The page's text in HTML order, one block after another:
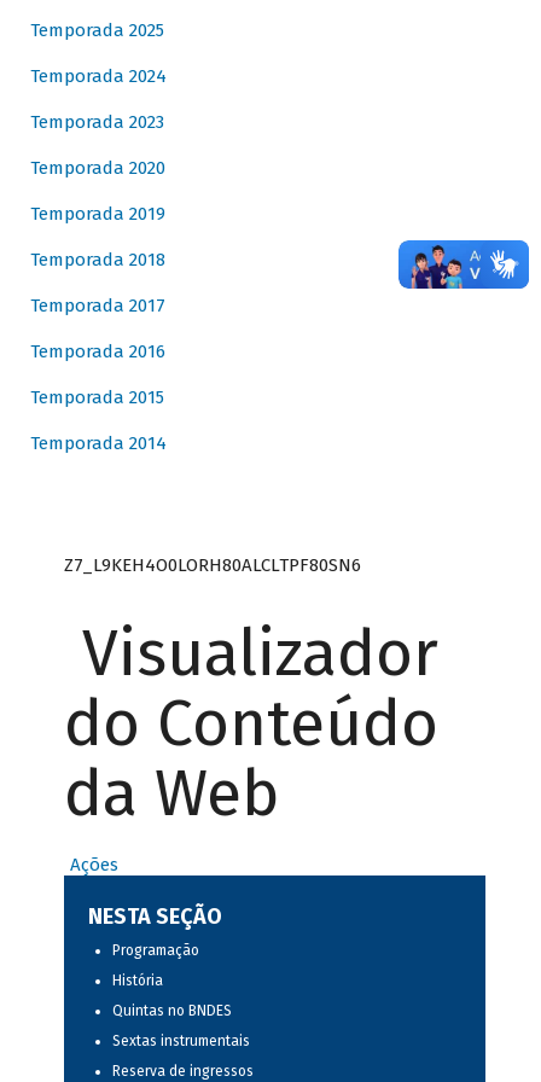
Temporada 2025
Temporada 2024
Temporada 2023
Temporada 2020
Temporada 2019
Temporada 2018
Temporada 2017
Temporada 2016
Temporada 2015
Temporada 2014
Z7_L9KEH4O0LORH80ALCLTPF80SN6
Visualizador
do Conteúdo
da Web
Ações
NESTA SEÇÃO
Programação
História
Quintas no BNDES
Sextas instrumentais
Reserva de ingressos